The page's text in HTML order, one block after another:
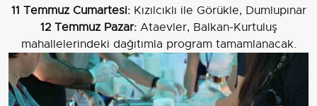
11 Temmuz Cumartesi:Kızılcıklı ile Görükle, Dumlupınar
12 Temmuz Pazar:Ataevler, Balkan-Kurtuluş
mahallelerindeki dağıtımla program tamamlanacak.